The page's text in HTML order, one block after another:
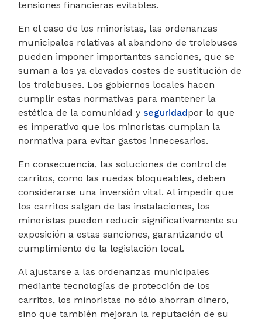
tensiones financieras evitables.
En el caso de los minoristas, las ordenanzas
municipales relativas al abandono de trolebuses
pueden imponer importantes sanciones, que se
suman a los ya elevados costes de sustitución de
los trolebuses. Los gobiernos locales hacen
cumplir estas normativas para mantener la
estética de la comunidad y seguridadpor lo que
es imperativo que los minoristas cumplan la
normativa para evitar gastos innecesarios.
En consecuencia, las soluciones de control de
carritos, como las ruedas bloqueables, deben
considerarse una inversión vital. Al impedir que
los carritos salgan de las instalaciones, los
minoristas pueden reducir significativamente su
exposición a estas sanciones, garantizando el
cumplimiento de la legislación local.
Al ajustarse a las ordenanzas municipales
mediante tecnologías de protección de los
carritos, los minoristas no sólo ahorran dinero,
sino que también mejoran la reputación de su